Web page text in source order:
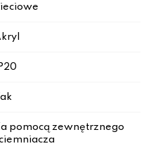
pomocą zewnętrznego